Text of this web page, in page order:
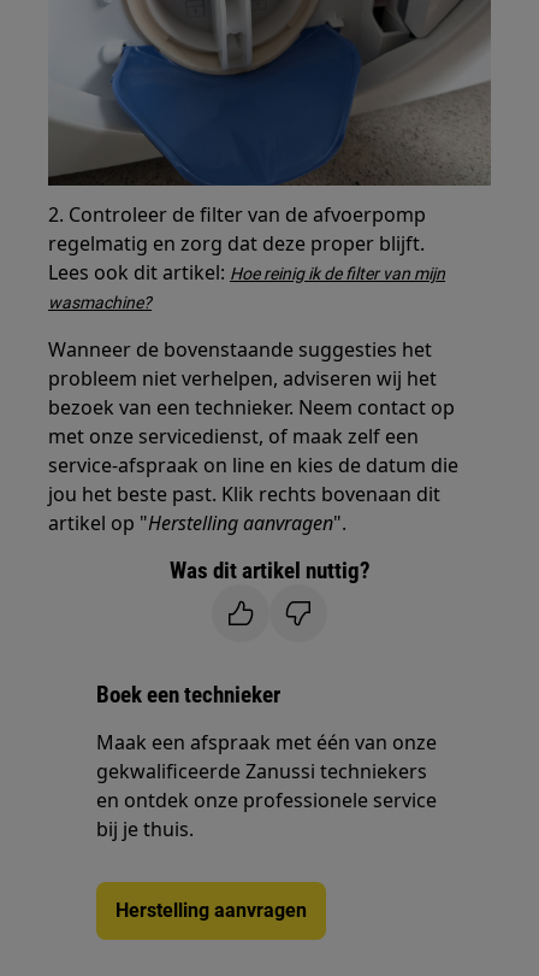
2. Controleer de filter van de afvoerpomp
regelmatig en zorg dat deze proper blijft.
Lees ook dit artikel: Hoe reinig ik de filter van mijn
wasmachine?
Wanneer de bovenstaande suggesties het
probleem niet verhelpen, adviseren wij het
bezoek van een technieker. Neem contact op
met onze servicedienst, of maak zelf een
service-afspraak on line en kies de datum die
jou het beste past. Klik rechts bovenaan dit
artikel op "Herstelling aanvragen".
Was dit artikel nuttig?
Boek een technieker
Maak een afspraak met één van onze
gekwalificeerde Zanussi techniekers
en ontdek onze professionele service
bij je thuis.
Herstelling aanvragen